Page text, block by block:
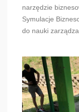
narzędzie
Symulacje
do nauki